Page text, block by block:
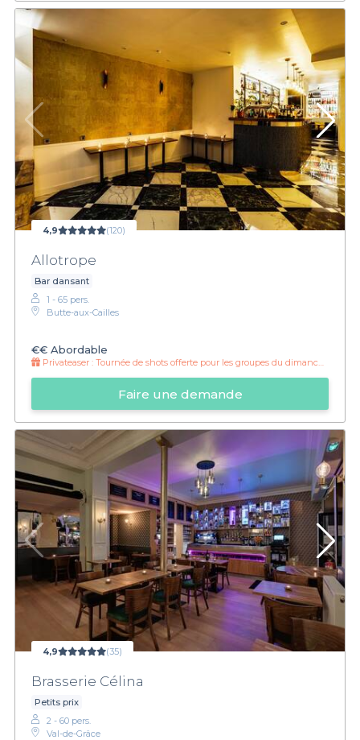
4,9 (120)
Allotrope
Bar dansant
1 - 65 pers.
Butte-aux-Cailles
€€ Abordable
Privateaser : Tournée de shots offerte pour les groupes du dimanche au vendredi inclus
Faire une demande
4,9 (35)
Brasserie Célina
Petits prix
2 - 60 pers.
Val-de-Grâce